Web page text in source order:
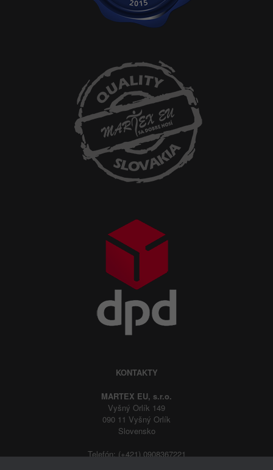
KONTAKTY
MARTEX EU, s.r.o.
Vyšný Orlík 149
090 11 Vyšný Orlík
Slovensko
Telefón: (+421) 0908367221